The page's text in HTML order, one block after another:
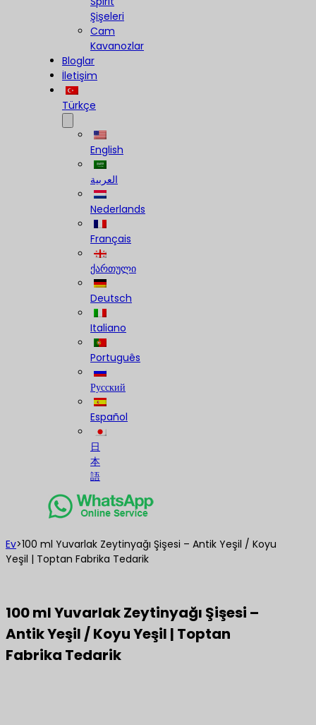
Şişeleri
Cam
Kavanozlar
Bloglar
İletişim
Türkçe
English
العربية
Nederlands
Français
ქართული
Deutsch
Italiano
Português
Русский
Español
日
本
語
Ev>100 ml Yuvarlak Zeytinyağı Şişesi – Antik Yeşil / Koyu
Yeşil | Toptan Fabrika Tedarik
100 ml Yuvarlak Zeytinyağı Şişesi –
Antik Yeşil / Koyu Yeşil | Toptan
Fabrika Tedarik